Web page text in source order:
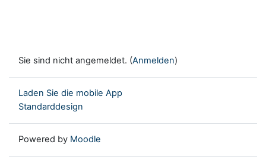
Sie sind nicht angemeldet. (Anmelden)
Laden Sie die mobile App
Standarddesign
Powered by Moodle